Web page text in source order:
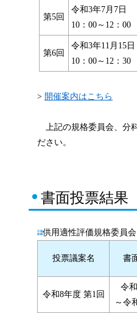
第5回
令和3年7月7日
10：00～12：00
第6回
令和3年11月15日
10：00～12：30
> 開催案内はこちら
上記の規格委員会、分
ださい。
書面投票結果
供用適性評価規格委員会
投票議案名 書
令和8年度 第1回
令
～令